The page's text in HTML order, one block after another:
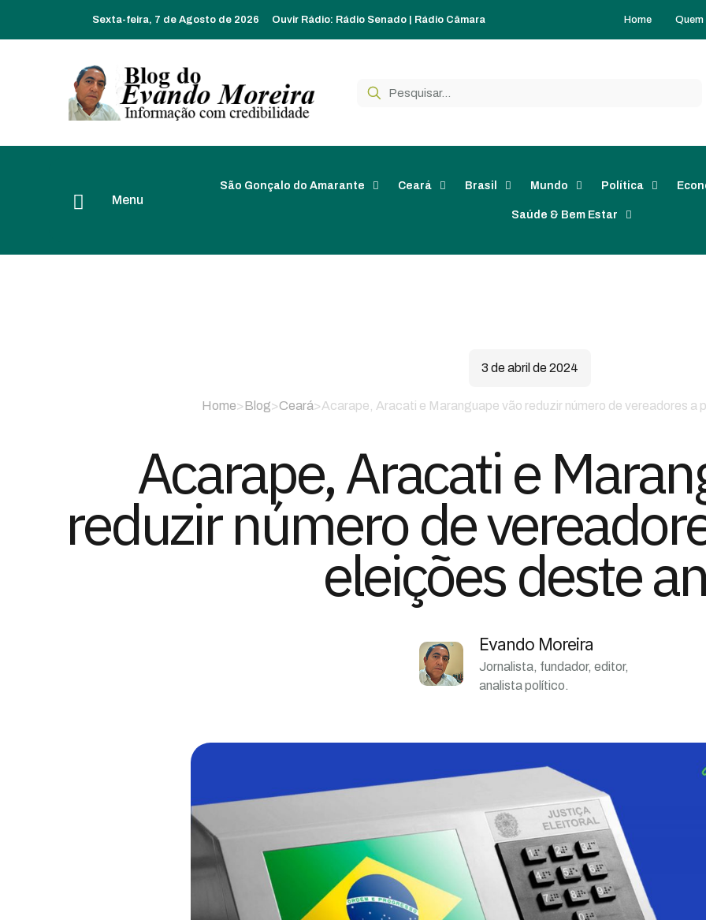
Sexta-feira, 7 de Agosto de 2026 Ouvir Rádio: Rádio Senado Rádio Câmara Home
Menu
São Gonçalo do Amarante Ceará Brasil Mundo Política
Saúde & Bem Estar
3 de abril de 2024
Home> Blog>Ceará>Acarape, Aracati e Maranguape vão reduzir número de vereadores a
Acarape, Aracati e
reduzir número de
eleições deste
Evando Moreira
Jornalista, fundador, editor,
analista político.